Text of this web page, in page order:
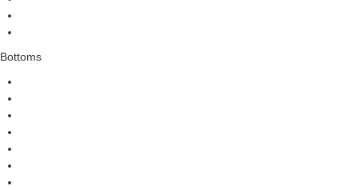
Bottoms